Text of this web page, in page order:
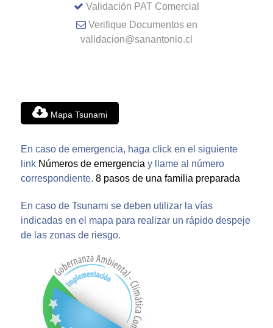
Validación PAT Comercial
Verifique Documentos en
validacion@sanantonio.cl
Mapa Tsunami
En caso de emergencia, haga click en el siguiente
link Números de emergencia y llame al número
correspondiente. 8 pasos de una familia preparada
En caso de Tsunami se deben utilizar la vías
indicadas en el mapa para realizar un rápido despeje
de las zonas de riesgo.